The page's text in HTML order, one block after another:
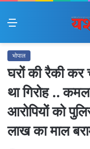
Menu
भोपाल
घरों की रैकी कर
था गिरोह ..
आरोपियों को
लाख का माल